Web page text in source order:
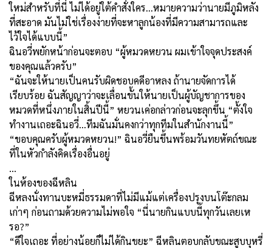
ใหม่สำหรับที่นี่ ไม่ได้อยู่ใต้คำสั่งใคร...หมายความว่านายมีภูมิหลัง
ที่สะอาด มันไม่ใช่เรื่องง่ายที่จะหาลูกน้องที่มีความสามารถและ
ไว้ใจได้แบบนี้”
ฉินอวี่พยักหน้าก่อนจะตอบ “ผู้หมวดหยวน ผมเข้าใจจุดประสงค์
ของคุณแล้วครับ”
“ฉันจะให้นายเป็นคนรับผิดชอบคดีอาหลง ถ้านายจัดการได้
เรียบร้อย ฉันสัญญาว่าจะเลื่อนขั้นให้นายเป็นผู้บัญชาการของ
หมวดที่หนึ่งภายในสิ้นปีนี้” หยวนเค่อกล่าวก่อนจะลุกขึ้น “ตั้งใจ
ทำงานเถอะฉินอวี่...ทีมฉันมั่นคงกว่าทุกทีมในสำนักงานนี้”
“ขอบคุณครับผู้หมวดหยวน!” ฉินอวี่ยืนขึ้นพร้อมวันทยหัตถ์ขณะ
ที่ในหัวกำลังคิดเรื่องอื่นอยู่
…
ในห้องของฉีหลิน
ฉีหลงนั่งทานบะหมี่ธรรมดาที่ไม่มีแม้แต่เครื่องปรุงบนโต๊ะกลม
เก่าๆ ก่อนถามด้วยความไม่พอใจ “นี่นายกินแบบนี้ทุกวันเลยเห
รอ?”
“ดีใจเถอะ ที่อย่างน้อยก็ไม่ได้กินขยะ” ฉีหลินตอบกลับขณะสูบบุหรี่